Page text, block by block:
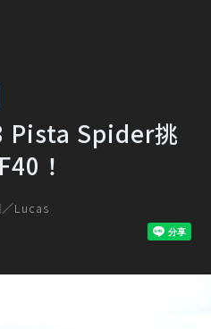
Pista Spider挑
！
Lucas